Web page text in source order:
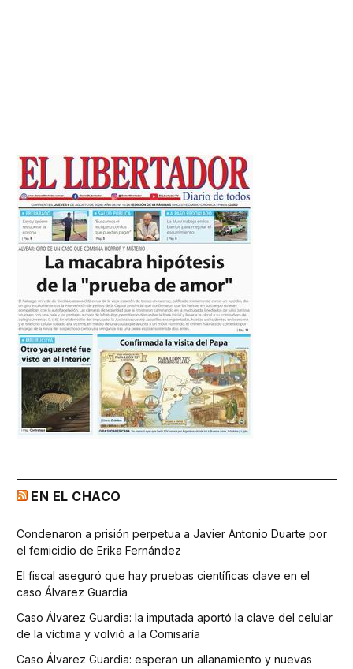
EN EL CHACO
Condenaron a prisión perpetua a Javier Antonio Duarte por
el femicidio de Erika Fernández
El fiscal aseguró que hay pruebas científicas clave en el
caso Álvarez Guardia
Caso Álvarez Guardia: la imputada aportó la clave del celular
de la víctima y volvió a la Comisaría
Caso Álvarez Guardia: esperan un allanamiento y nuevas